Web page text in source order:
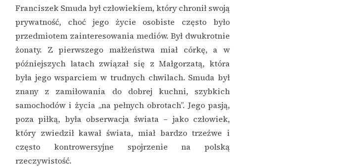
Franciszek Smuda był człowiekiem, który chronił swoją
prywatność, choć jego życie osobiste często było
przedmiotem zainteresowania mediów. Był dwukrotnie
żonaty. Z pierwszego małżeństwa miał córkę, a w
późniejszych latach związał się z Małgorzatą, która
była jego wsparciem w trudnych chwilach. Smuda był
znany z zamiłowania do dobrej kuchni, szybkich
samochodów i życia „na pełnych obrotach”. Jego pasją,
poza piłką, była obserwacja świata – jako człowiek,
który zwiedził kawał świata, miał bardzo trzeźwe i
często kontrowersyjne spojrzenie na polską
rzeczywistość.